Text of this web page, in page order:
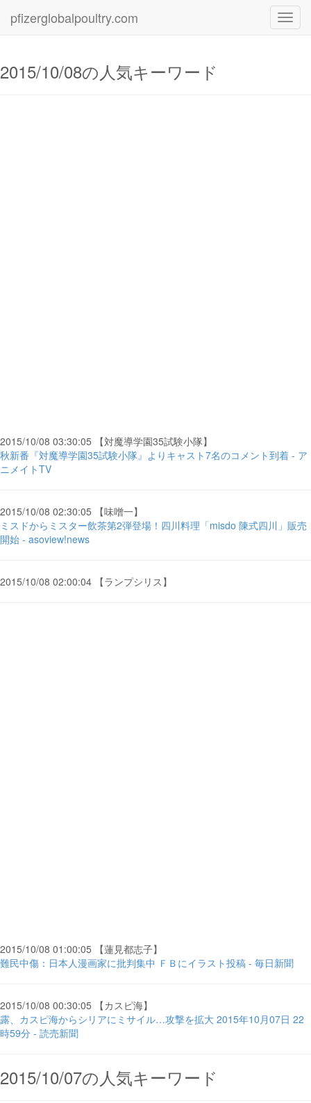
pfizerglobalpoultry.com
2015/10/08の人気キーワード
2015/10/08 03:30:05 【対魔導学園35試験小隊】
秋新番『対魔導学園35試験小隊』よりキャスト7名のコメント到着 - ア
ニメイトTV
2015/10/08 02:30:05 【味噌一】
ミスドからミスター飲茶第2弾登場！四川料理「misdo 陳式四川」販売
開始 - asoview!news
2015/10/08 02:00:04 【ランプシリス】
2015/10/08 01:00:05 【蓮見都志子】
難民中傷：日本人漫画家に批判集中 ＦＢにイラスト投稿 - 毎日新聞
2015/10/08 00:30:05 【カスピ海】
露、カスピ海からシリアにミサイル…攻撃を拡大 2015年10月07日 22
時59分 - 読売新聞
2015/10/07の人気キーワード